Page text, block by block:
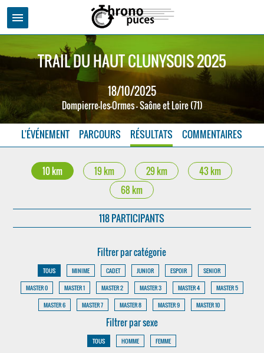
menu
TRAIL DU HAUT CLUNYSOIS 2025
18/10/2025
Dompierre-les-Ormes - Saône et Loire (71)
L'ÉVÉNEMENT PARCOURS RÉSULTATS COMMENTAIRES
10 km 19 km 29 km
43 km
68 km
118 PARTICIPANTS
Filtrer par catégorie
TOUS MINIME CADET JUNIOR ESPOIR
SENIOR
MASTER 0
MASTER 1 MASTER 2 MASTER 3 MASTER 4
MASTER 5
MASTER 6
MASTER 7 MASTER 8 MASTER 9 MASTER 10
Filtrer par sexe
TOUS HOMME FEMME